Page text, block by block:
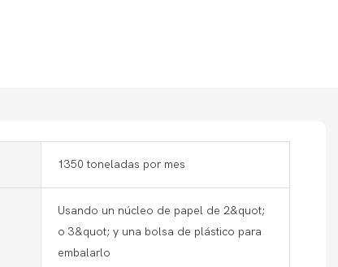
1350 toneladas por mes
Usando un núcleo de papel de 2&quot;
o 3&quot; y una bolsa de plástico para
embalarlo